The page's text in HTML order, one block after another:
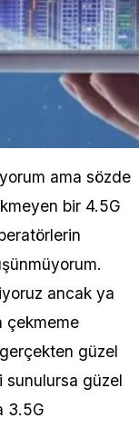
ama sözde
bir 4.5G
ancak ya
çekmeme
güzel
sunulursa güzel
3.5G